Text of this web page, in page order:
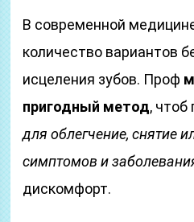
В современной
количество вариантов
исцеления зубов. Проф
пригодный метод, чтоб
для облегчение, снятие
симптомов и
дискомфорт.